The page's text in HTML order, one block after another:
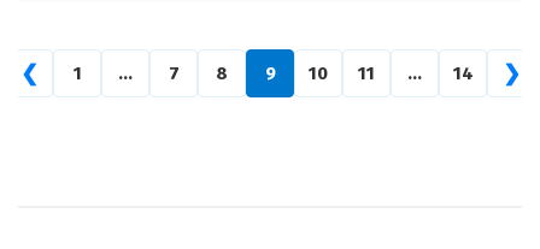
❮ 1 … 7 8 9 10 11 … 14 ❯